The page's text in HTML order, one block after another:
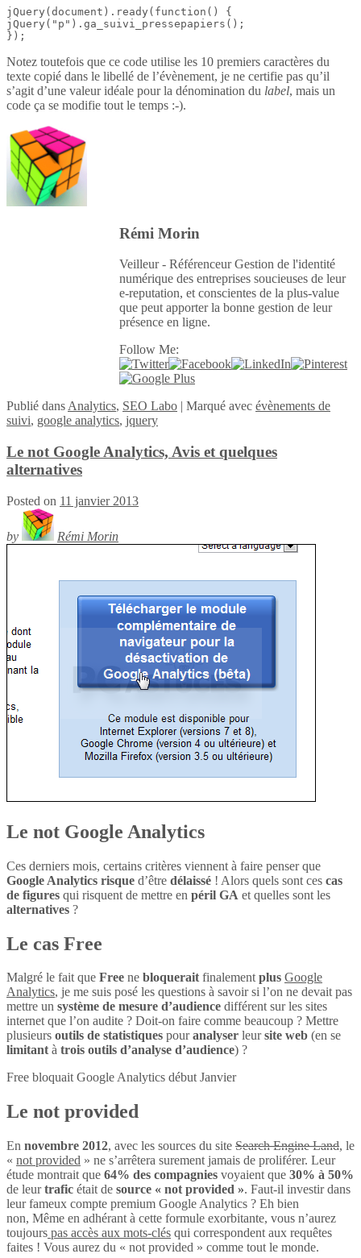
jQuery(document).ready(function() {
jQuery("p").ga_suivi_pressepapiers();
});
Notez toutefois que ce code utilise les 10 premiers caractères du
texte copié dans le libellé de l’évènement, je ne certifie pas qu’il
s’agit d’une valeur idéale pour la dénomination du label, mais un
code ça se modifie tout le temps :-).
Rémi Morin
Veilleur - Référenceur Gestion de l'identité
numérique des entreprises soucieuses de leur
e-reputation, et conscientes de la plus-value
que peut apporter la bonne gestion de leur
présence en ligne.
Follow Me:
Publié dans Analytics, SEO Labo | Marqué avec évènements de
suivi, google analytics, jquery
Le not Google Analytics, Avis et quelques
alternatives
Posted on 11 janvier 2013
by Rémi Morin
Le not Google Analytics
Ces derniers mois, certains critères viennent à faire penser que
Google Analytics risque d’être délaissé ! Alors quels sont ces cas
de figures qui risquent de mettre en péril GA et quelles sont les
alternatives ?
Le cas Free
Malgré le fait que Free ne bloqueraitfinalementplus Google
Analytics, je me suis posé les questions à savoir si l’on ne devait pas
mettre un système de mesure d’audience différent sur les sites
internet que l’on audite ? Doit-on faire comme beaucoup ? Mettre
plusieurs outils de statistiques pouranalyser leursite web (en se
limitantà trois outils d’analyse d’audience) ?
Free bloquait Google Analytics début Janvier
Le not provided
En novembre 2012, avec les sources du site Search Engine Land, le
« not provided » ne s’arrêtera surement jamais de proliférer. Leur
étude montrait que 64% des compagnies voyaient que 30% à 50%
de leurtrafic était de source « not provided ». Faut-il investir dans
leur fameux compte premium Google Analytics ? Eh bien
non, Même en adhérant à cette formule exorbitante, vous n’aurez
toujours pas accès aux mots-clés qui correspondent aux requêtes
faites ! Vous aurez du « not provided » comme tout le monde.